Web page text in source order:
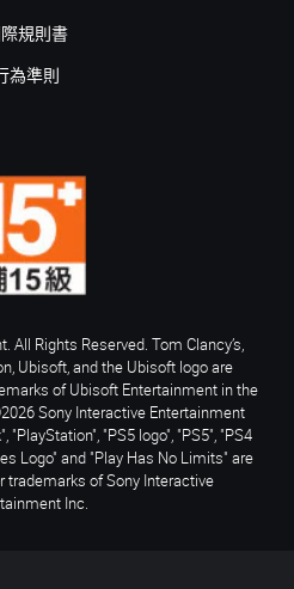
際規則書
為準則
Rights Reserved. Tom Clancy’s,
Ubisoft, and the Ubisoft logo are
of Ubisoft Entertainment in the
Sony Interactive Entertainment
"PS5 logo", "PS5", "PS4
Logo" and "Play Has No Limits" are
trademarks of Sony Interactive
Inc.